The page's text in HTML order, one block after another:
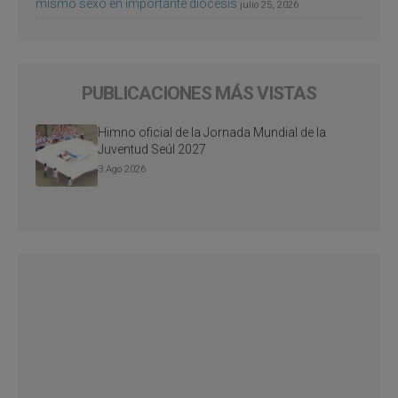
mismo sexo en importante diócesis julio 25, 2026
PUBLICACIONES MÁS VISTAS
Himno oficial de la Jornada Mundial de la
Juventud Seúl 2027
3 Ago 2026